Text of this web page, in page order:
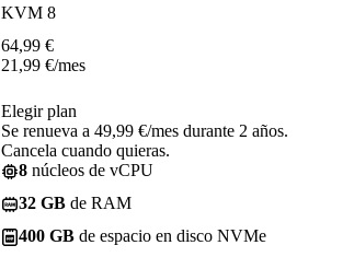
KVM 8
64,99 €
21,99 €/mes
Elegir plan
Se renueva a 49,99 €/mes durante 2 años.
Cancela cuando quieras.
8 núcleos de vCPU
32 GB de RAM
400 GB de espacio en disco NVMe